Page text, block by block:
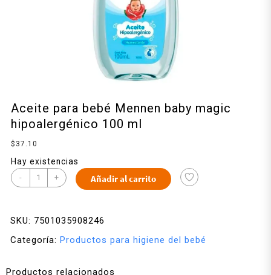
Aceite para bebé Mennen baby magic
hipoalergénico 100 ml
$ 37.10
Hay existencias
- + Añadir al carrito
SKU: 7501035908246
Categoría: Productos para higiene del bebé
Productos relacionados